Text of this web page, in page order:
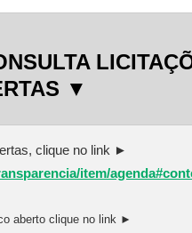
▼
clique no link ►
item/
aberto clique no link ►